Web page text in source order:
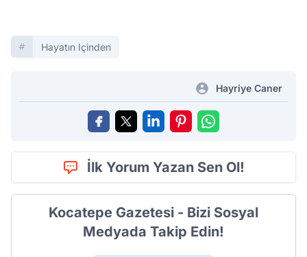
Hayatın Içinden
Hayriye Caner
İlk Yorum Yazan Sen Ol!
Kocatepe Gazetesi - Bizi Sosyal
Medyada Takip Edin!